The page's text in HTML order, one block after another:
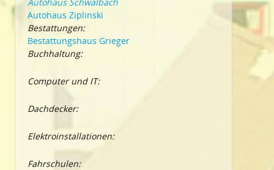
Autohaus Ziplinski
Bestattungen:
Bestattungshaus Grieger
Buchhaltung:
Computer und IT:
Dachdecker:
Elektroinstallationen:
Fahrschulen: